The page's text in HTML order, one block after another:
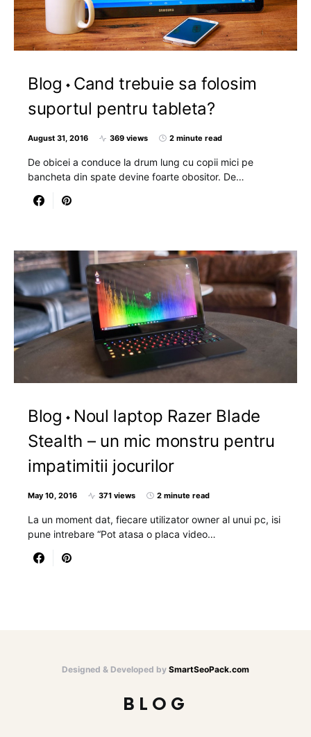
Blog
Cand trebuie sa folosim
suportul pentru tableta?
August 31, 2016 369 views 2 minute read
De obicei a conduce la drum lung cu copii mici pe
bancheta din spate devine foarte obositor. De…
Blog
Noul laptop Razer Blade
Stealth – un mic monstru pentru
impatimitii jocurilor
May 10, 2016 371 views 2 minute read
La un moment dat, fiecare utilizator owner al unui pc, isi
pune intrebare “Pot atasa o placa video…
Designed & Developed by SmartSeoPack.com
BLOG